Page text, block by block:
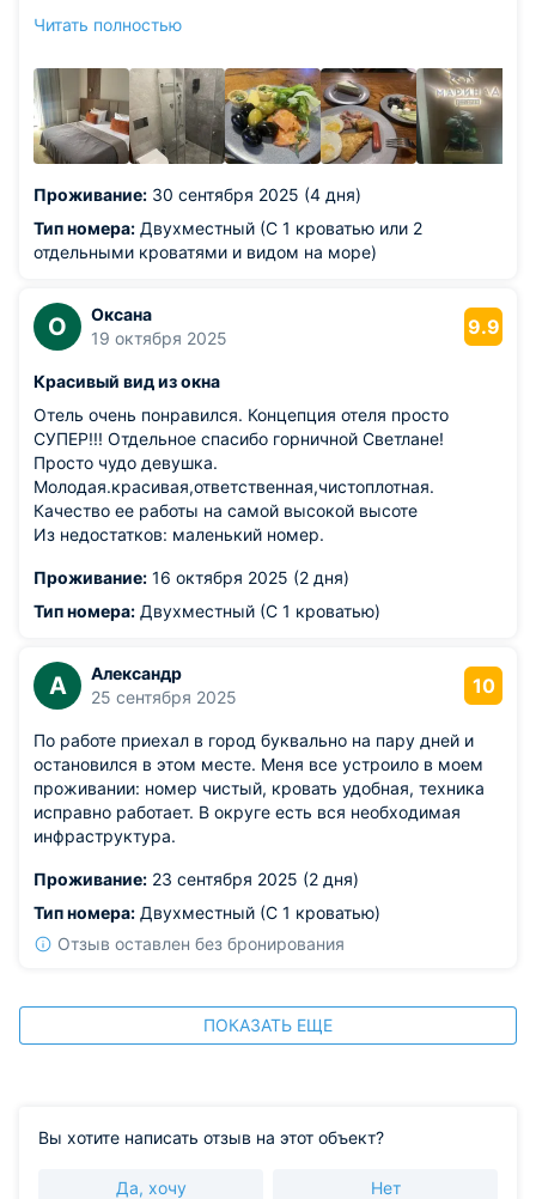
блюда, а не обычная столовка. В номерах чисто и
Из недостатков: -
Читать полностью
Проживание: 30 сентября 2025 (4 дня)
Тип номера: Двухместный (С 1 кроватью или 2
отдельными кроватями и видом на море)
О
Оксана
19 октября 2025
9.9
Красивый вид из окна
Отель очень понравился. Концепция отеля просто
СУПЕР!!! Отдельное спасибо горничной Светлане!
Просто чудо девушка.
Молодая.красивая,ответственная,чистоплотная.
Качество ее работы на самой высокой высоте
Из недостатков: маленький номер.
Проживание: 16 октября 2025 (2 дня)
Тип номера: Двухместный (С 1 кроватью)
А
Александр
25 сентября 2025
10
По работе приехал в город буквально на пару дней и
остановился в этом месте. Меня все устроило в моем
проживании: номер чистый, кровать удобная, техника
исправно работает. В округе есть вся необходимая
инфраструктура.
Проживание: 23 сентября 2025 (2 дня)
Тип номера: Двухместный (С 1 кроватью)
Отзыв оставлен без бронирования
ПОКАЗАТЬ ЕЩЕ
Вы хотите написать отзыв на этот объект?
Да, хочу Нет